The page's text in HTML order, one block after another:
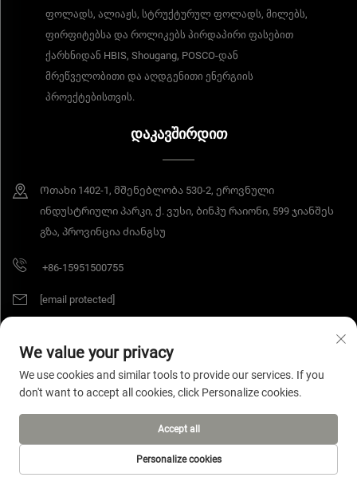
ფოლადს, ალიაჟს, სტრუქტურულ ფოლადს, მილებს,
ფირფიტებსა და როლიკებს პირდაპირი ფასებით
ქარხნიდან HBIS, Shougang, POSCO-დან
მრეწველობითი და აღდგენითი ენერგიის
პროექტებისთვის.
ᲓᲐᲙᲐᲕᲨᲘᲠᲓᲘᲗ
Ოთახი 1402-1, მშენებლობა 530-2, ეროვნული
ინდუსტრიული პარკი, ქ. ვუსი, ბინჰუ რაიონი, 599 ჯიანშეს
გზა, პროვინცია ძიანგსუ
+86-15951500755
[email protected]
Ყველა უფლება დაცულია © 2025 Jiangsu Yangang Materials Co., Ltd.
Პრივატულობის პოლიტიკა
We value your privacy
We use cookies and similar tools to provide our services. If you
don't want to accept all cookies, click Personalize cookies.
Personalize cookies
Accept all